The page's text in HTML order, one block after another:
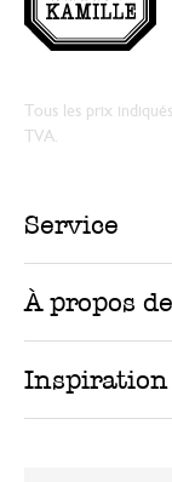
Tous les prix
TVA.
Service
À propos
Inspiration